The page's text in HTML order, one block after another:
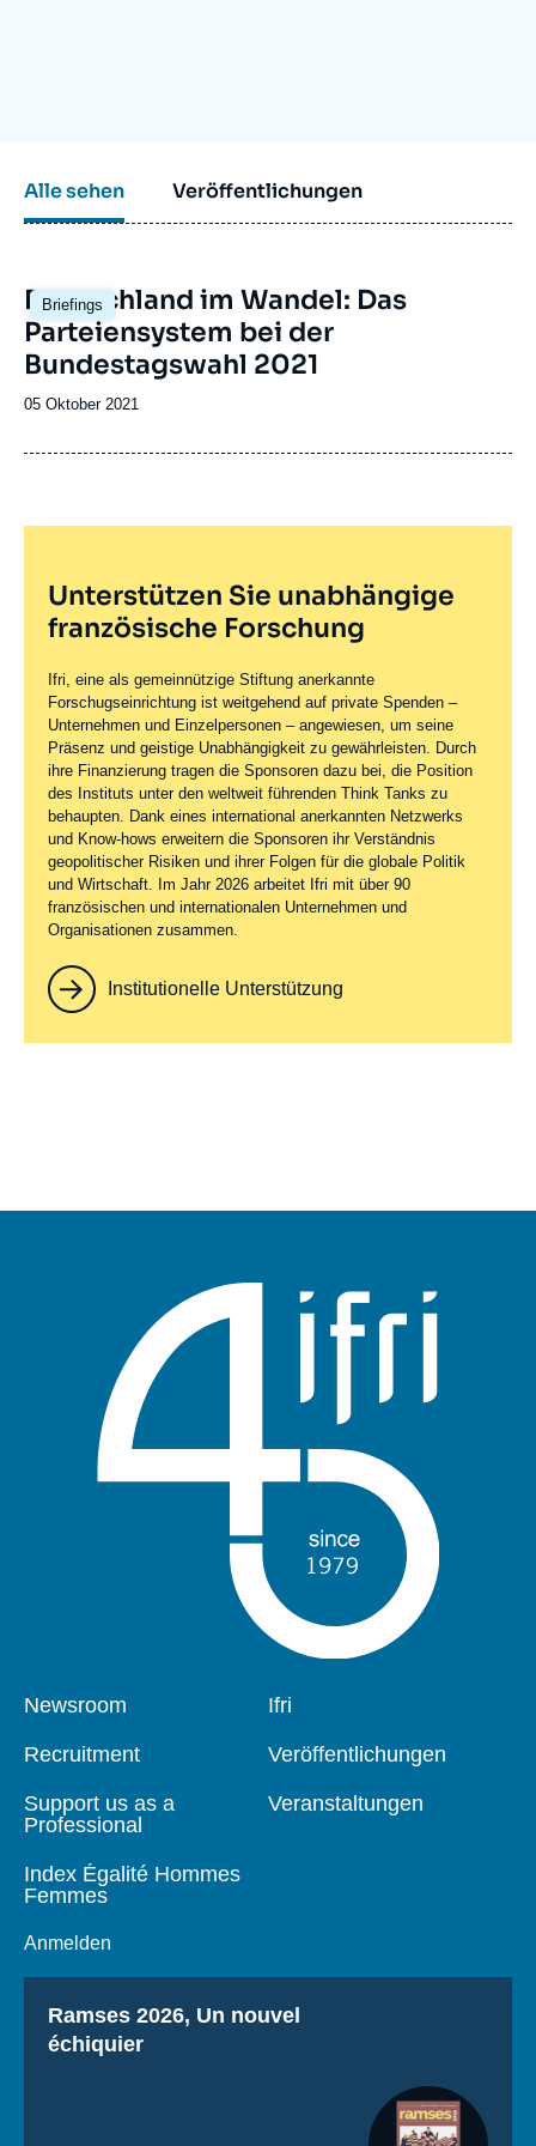
Alle sehen Veröffentlichungen
Briefings
Image
principale
Deutschland im Wandel: Das
Parteiensystem bei der
Bundestagswahl 2021
Date
publication
05 Oktober 2021
Unterstützen Sie unabhängige
französische Forschung
Ifri, eine als gemeinnützige Stiftung anerkannte
Forschugseinrichtung ist weitgehend auf private Spenden –
Unternehmen und Einzelpersonen – angewiesen, um seine
Präsenz und geistige Unabhängigkeit zu gewährleisten. Durch
ihre Finanzierung tragen die Sponsoren dazu bei, die Position
des Instituts unter den weltweit führenden Think Tanks zu
behaupten. Dank eines international anerkannten Netzwerks
und Know-hows erweitern die Sponsoren ihr Verständnis
geopolitischer Risiken und ihrer Folgen für die globale Politik
und Wirtschaft. Im Jahr 2026 arbeitet Ifri mit über 90
französischen und internationalen Unternehmen und
Organisationen zusammen.
Institutionelle Unterstützung
Pied
Newsroom
Recruitment
Support us as a
Professional
Index Égalité Hommes
Femmes
Anmelden
Navigation
Ifri
Veröffentlichungen
Veranstaltungen
Titre
Ramses 2026, Un nouvel
échiquier